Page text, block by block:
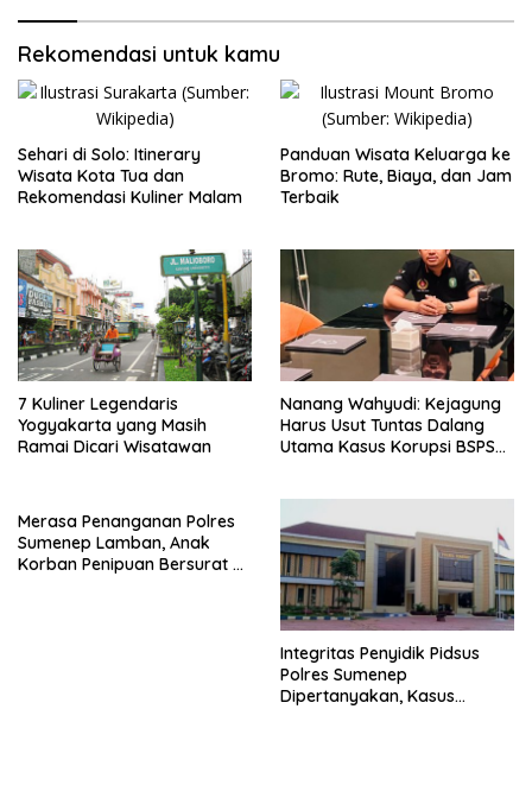
Rekomendasi untuk kamu
Sehari di Solo: Itinerary
Wisata Kota Tua dan
Rekomendasi Kuliner Malam
Panduan Wisata Keluarga ke
Bromo: Rute, Biaya, dan Jam
Terbaik
7 Kuliner Legendaris
Yogyakarta yang Masih
Ramai Dicari Wisatawan
Nanang Wahyudi: Kejagung
Harus Usut Tuntas Dalang
Utama Kasus Korupsi BSPS
Merasa Penanganan Polres
Sumenep Lamban, Anak
Korban Penipuan Bersurat ke
Integritas Penyidik Pidsus
Polres Sumenep
Dipertanyakan, Kasus